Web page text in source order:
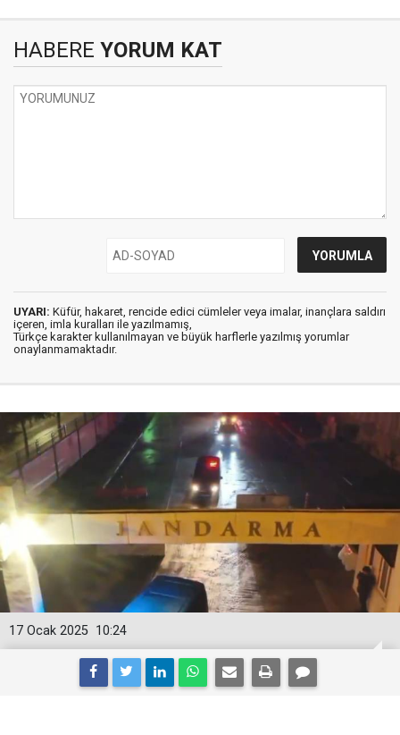
HABERE YORUM KAT
UYARI: Küfür, hakaret, rencide edici cümleler veya imalar, inançlara saldırı
içeren, imla kuralları ile yazılmamış,
Türkçe karakter kullanılmayan ve büyük harflerle yazılmış yorumlar
onaylanmamaktadır.
10:24
17 Ocak 2025